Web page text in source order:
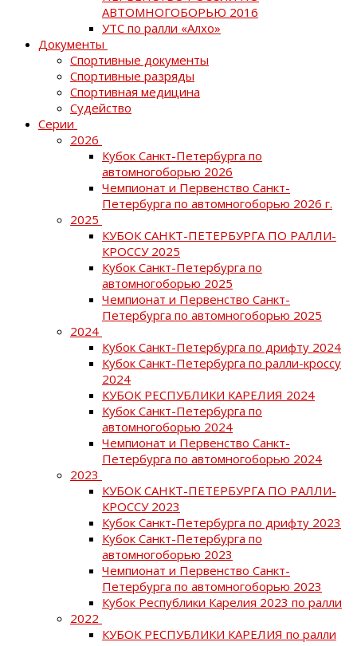
АВТОМНОГОБОРЬЮ 2016
УТС по ралли «Алхо»
Документы
Спортивные документы
Спортивные разряды
Спортивная медицина
Судейство
Серии
2026
Кубок Санкт-Петербурга по
автомногоборью 2026
Чемпионат и Первенство Санкт-
Петербурга по автомногоборью 2026 г.
2025
КУБОК САНКТ-ПЕТЕРБУРГА ПО РАЛЛИ-
КРОССУ 2025
Кубок Санкт-Петербурга по
автомногоборью 2025
Чемпионат и Первенство Санкт-
Петербурга по автомногоборью 2025
2024
Кубок Санкт-Петербурга по дрифту 2024
Кубок Санкт-Петербурга по ралли-кроссу
2024
КУБОК РЕСПУБЛИКИ КАРЕЛИЯ 2024
Кубок Санкт-Петербурга по
автомногоборью 2024
Чемпионат и Первенство Санкт-
Петербурга по автомногоборью 2024
2023
КУБОК САНКТ-ПЕТЕРБУРГА ПО РАЛЛИ-
КРОССУ 2023
Кубок Санкт-Петербурга по дрифту 2023
Кубок Санкт-Петербурга по
автомногоборью 2023
Чемпионат и Первенство Санкт-
Петербурга по автомногоборью 2023
Кубок Республики Карелия 2023 по ралли
2022
КУБОК РЕСПУБЛИКИ КАРЕЛИЯ по ралли